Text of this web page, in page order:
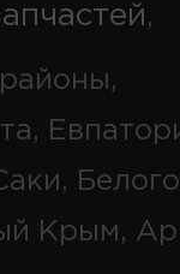
,
Крым,